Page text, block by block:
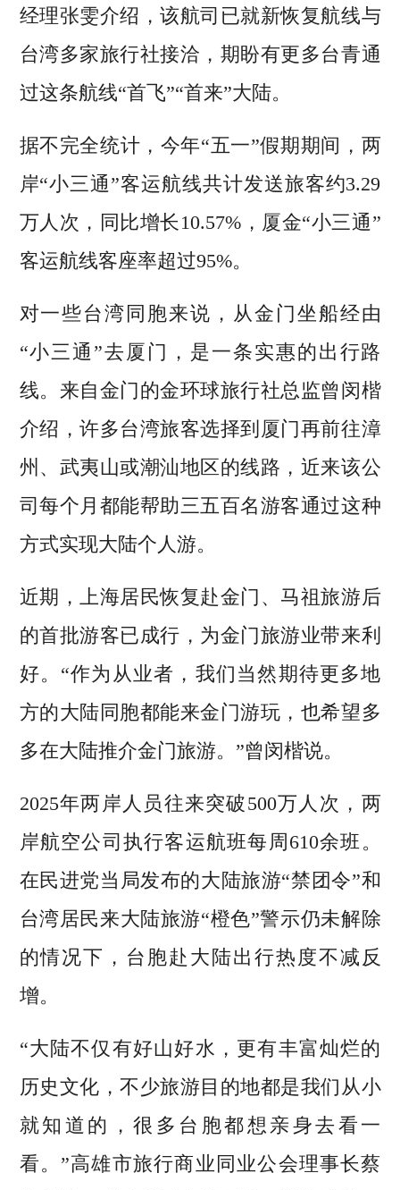
经理张雯介绍，该航司已就新恢复航线与
台湾多家旅行社接洽，期盼有更多台青通
过这条航线“首飞”“首来”大陆。
据不完全统计，今年“五一”假期期间，两
岸“小三通”客运航线共计发送旅客约3.29
万人次，同比增长10.57%，厦金“小三通”
客运航线客座率超过95%。
对一些台湾同胞来说，从金门坐船经由
“小三通”去厦门，是一条实惠的出行路
线。来自金门的金环球旅行社总监曾闵楷
介绍，许多台湾旅客选择到厦门再前往漳
州、武夷山或潮汕地区的线路，近来该公
司每个月都能帮助三五百名游客通过这种
方式实现大陆个人游。
近期，上海居民恢复赴金门、马祖旅游后
的首批游客已成行，为金门旅游业带来利
好。“作为从业者，我们当然期待更多地
方的大陆同胞都能来金门游玩，也希望多
多在大陆推介金门旅游。”曾闵楷说。
2025年两岸人员往来突破500万人次，两
岸航空公司执行客运航班每周610余班。
在民进党当局发布的大陆旅游“禁团令”和
台湾居民来大陆旅游“橙色”警示仍未解除
的情况下，台胞赴大陆出行热度不减反
增。
“大陆不仅有好山好水，更有丰富灿烂的
历史文化，不少旅游目的地都是我们从小
就知道的，很多台胞都想亲身去看一
看。”高雄市旅行商业同业公会理事长蔡